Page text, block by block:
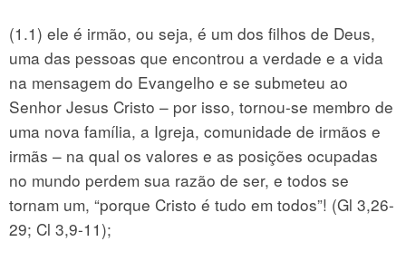
(1.1) ele é irmão, ou seja, é um dos filhos de Deus,
uma das pessoas que encontrou a verdade e a vida
na mensagem do Evangelho e se submeteu ao
Senhor Jesus Cristo – por isso, tornou-se membro de
uma nova família, a Igreja, comunidade de irmãos e
irmãs – na qual os valores e as posições ocupadas
no mundo perdem sua razão de ser, e todos se
tornam um, “porque Cristo é tudo em todos”! (Gl 3,26-
29; Cl 3,9-11);